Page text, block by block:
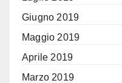
Giugno 2019
Maggio 2019
Aprile 2019
Marzo 2019